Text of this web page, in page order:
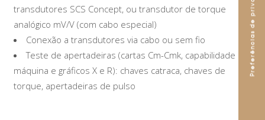
transdutores SCS Concept, ou transdutor de torque
analógico mV/V (com cabo especial)
Conexão a transdutores via cabo ou sem fio
Teste de apertadeiras (cartas Cm-Cmk, capabilidade de
máquina e gráficos X e R): chaves catraca, chaves de
torque, apertadeiras de pulso